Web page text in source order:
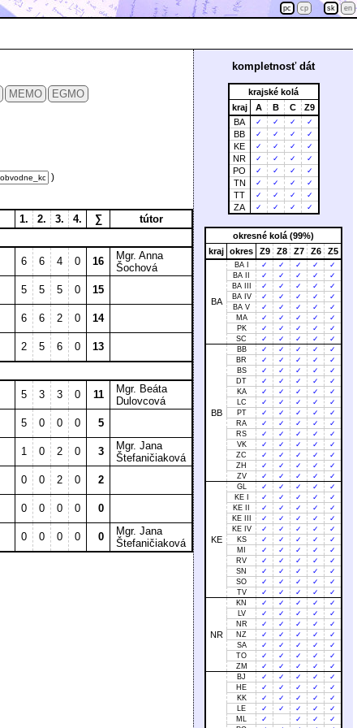
pc cp sk en
kompletnosť dát
krajské kolá
kraj
A B C
Z9
BA
✓ ✓ ✓ ✓
BB ✓ ✓ ✓ ✓
KE ✓ ✓ ✓ ✓
NR ✓ ✓ ✓ ✓
PO ✓ ✓ ✓ ✓
TN ✓ ✓ ✓ ✓
TT ✓ ✓ ✓ ✓
ZA ✓ ✓ ✓ ✓
okresné kolá (99%)
kraj okres Z9 Z8 Z7 Z6 Z5
BA
BA I ✓ ✓ ✓ ✓
✓
BA II
✓ ✓ ✓ ✓
✓
BA III
✓ ✓ ✓ ✓
✓
BA IV
✓ ✓ ✓ ✓
✓
BA V
✓ ✓ ✓ ✓
✓
MA
✓ ✓ ✓ ✓
✓
PK
✓ ✓ ✓ ✓
✓
SC
✓ ✓ ✓ ✓ ✓
BB
BB ✓ ✓ ✓ ✓
✓
BR
✓ ✓ ✓ ✓
✓
BS
✓ ✓ ✓ ✓
✓
DT
✓ ✓ ✓ ✓
✓
KA
✓ ✓ ✓ ✓
✓
LC
✓ ✓ ✓ ✓
✓
PT
✓ ✓ ✓ ✓
✓
RA
✓ ✓ ✓ ✓
✓
RS
✓ ✓ ✓ ✓
✓
VK
✓ ✓ ✓ ✓
✓
ZC
✓ ✓ ✓ ✓
✓
ZH
✓ ✓ ✓ ✓
✓
ZV
✓ ✓ ✓ ✓ ✓
KE
GL ✓ ✓ ✓ ✓
✓
KE I
✓ ✓ ✓ ✓
✓
KE II
✓ ✓ ✓ ✓
✓
KE III
✓ ✓ ✓ ✓
✓
KE IV
✓ ✓ ✓ ✓
✓
KS
✓ ✓ ✓ ✓
✓
MI
✓ ✓ ✓ ✓
✓
RV
✓ ✓ ✓ ✓
✓
SN
✓ ✓ ✓ ✓
✓
SO
✓ ✓ ✓ ✓
✓
TV
✓ ✓ ✓ ✓ ✓
NR
KN ✓ ✓ ✓ ✓
✓
LV
✓ ✓ ✓ ✓
✓
NR
✓ ✓ ✓ ✓
✓
NZ
✓ ✓ ✓ ✓
✓
SA
✓ ✓ ✓ ✓
✓
TO
✓ ✓ ✓ ✓
✓
ZM
✓ ✓ ✓ ✓
✓
BJ
✓ ✓ ✓ ✓
✓
HE
✓ ✓ ✓ ✓
✓
KK
✓ ✓ ✓ ✓
✓
LE
✓ ✓ ✓ ✓
✓
ML
✓ ✓ ✓
✓
MEMO
EGMO
)
1. 2. 3. 4. ∑
tútor
6 6 4 0 16
Mgr. Anna
Šochová
5 5 5 0 15
6 6 2 0 14
2 5 6 0
13
5 3 3 0 11
Mgr. Beáta
Dulovcová
5 0 0 0 5
1 0 2 0 3
Mgr. Jana
Štefaničiaková
0 0 2 0 2
0 0 0 0
0
0 0 0 0 0
Mgr. Jana
Štefaničiaková